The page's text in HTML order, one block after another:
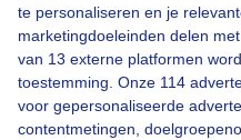
te personaliseren en je
marketingdoeleinden delen
van 13 externe platformen
toestemming. Onze 114
voor gepersonaliseerde
contentmetingen,
Over Buienradar